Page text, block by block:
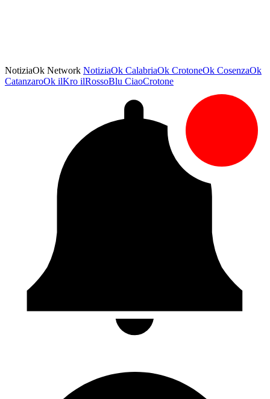
NotiziaOk Network NotiziaOk CalabriaOk CrotoneOk CosenzaOk
CatanzaroOk ilKro ilRossoBlu CiaoCrotone